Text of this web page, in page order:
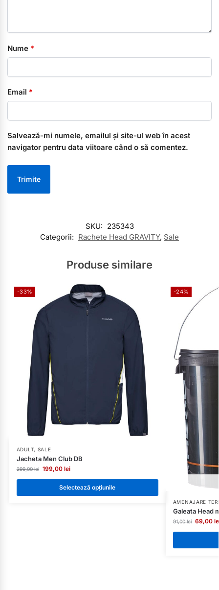
Nume *
Email *
Salvează-mi numele, emailul și site-ul web în acest
navigator pentru data viitoare când o să comentez.
SKU: 235343
Categorii: Rachete Head GRAVITY, Sale
Produse similare
-33%
ADULT, SALE
Jacheta Men Club DB
299,00lei 199,00 lei
Selectează opțiunile
-24%
AMENAJARE
Galeata Head
91,00lei 69,00